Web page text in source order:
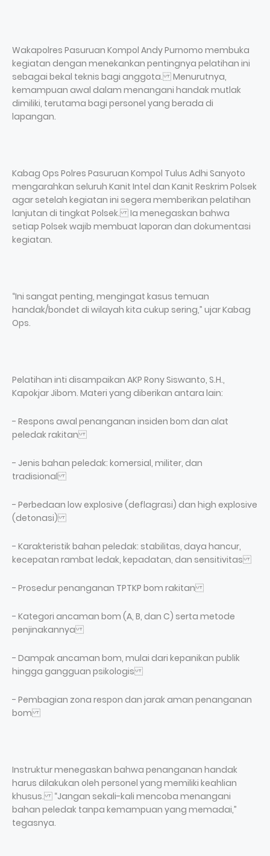
Wakapolres Pasuruan Kompol Andy Purnomo membuka
kegiatan dengan menekankan pentingnya pelatihan ini
sebagai bekal teknis bagi anggota. Menurutnya,
kemampuan awal dalam menangani handak mutlak
dimiliki, terutama bagi personel yang berada di
lapangan.
Kabag Ops Polres Pasuruan Kompol Tulus Adhi Sanyoto
mengarahkan seluruh Kanit Intel dan Kanit Reskrim Polsek
agar setelah kegiatan ini segera memberikan pelatihan
lanjutan di tingkat Polsek. Ia menegaskan bahwa
setiap Polsek wajib membuat laporan dan dokumentasi
kegiatan.
“Ini sangat penting, mengingat kasus temuan
handak/bondet di wilayah kita cukup sering,” ujar Kabag
Ops.
Pelatihan inti disampaikan AKP Rony Siswanto, S.H.,
Kapokjar Jibom. Materi yang diberikan antara lain:
- Respons awal penanganan insiden bom dan alat
peledak rakitan
- Jenis bahan peledak: komersial, militer, dan
tradisional
- Perbedaan low explosive (deflagrasi) dan high explosive
(detonasi)
- Karakteristik bahan peledak: stabilitas, daya hancur,
kecepatan rambat ledak, kepadatan, dan sensitivitas
- Prosedur penanganan TPTKP bom rakitan
- Kategori ancaman bom (A, B, dan C) serta metode
penjinakannya
- Dampak ancaman bom, mulai dari kepanikan publik
hingga gangguan psikologis
- Pembagian zona respon dan jarak aman penanganan
bom
Instruktur menegaskan bahwa penanganan handak
harus dilakukan oleh personel yang memiliki keahlian
khusus. “Jangan sekali-kali mencoba menangani
bahan peledak tanpa kemampuan yang memadai,”
tegasnya.